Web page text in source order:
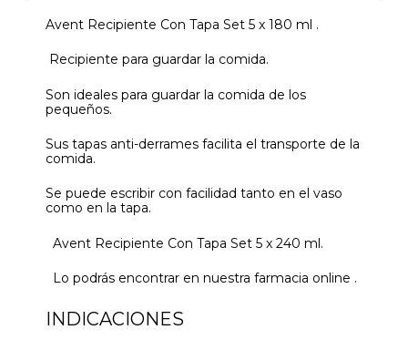
Avent Recipiente Con Tapa Set 5 x 180 ml .
Recipiente para guardar la comida.
Son ideales para guardar la comida de los
pequeños.
Sus tapas anti-derrames facilita el transporte de la
comida.
Se puede escribir con facilidad tanto en el vaso
como en la tapa.
Avent Recipiente Con Tapa Set 5 x 240 ml.
Lo podrás encontrar en nuestra farmacia online .
INDICACIONES